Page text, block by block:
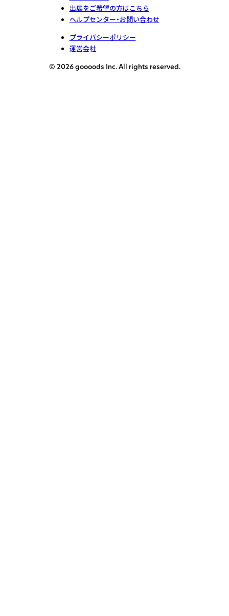
出展をご希望の方はこちら
ヘルプセンター・お問い合わせ
プライバシーポリシー
運営会社
© 2026 goooods Inc. All rights reserved.